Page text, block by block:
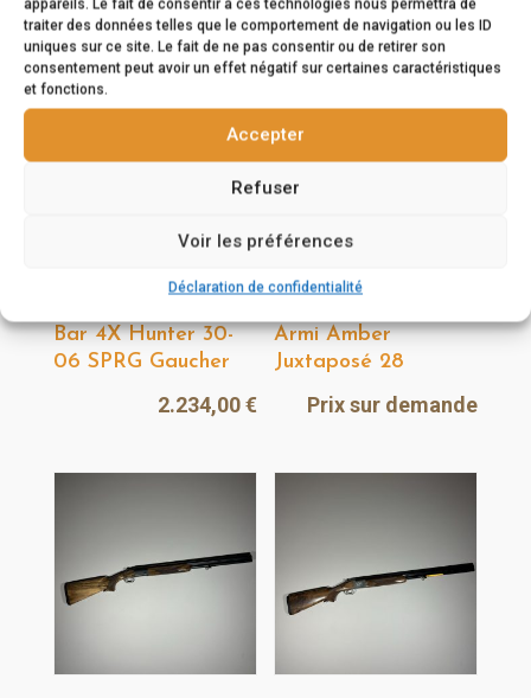
appareils. Le fait de consentir à ces technologies nous permettra de
traiter des données telles que le comportement de navigation ou les ID
uniques sur ce site. Le fait de ne pas consentir ou de retirer son
consentement peut avoir un effet négatif sur certaines caractéristiques
et fonctions.
Accepter
Refuser
Voir les préférences
Déclaration de confidentialité
Bar 4X Hunter 30-
06 SPRG Gaucher
2.234,00€
Armi Amber
Juxtaposé 28
Prix sur demande